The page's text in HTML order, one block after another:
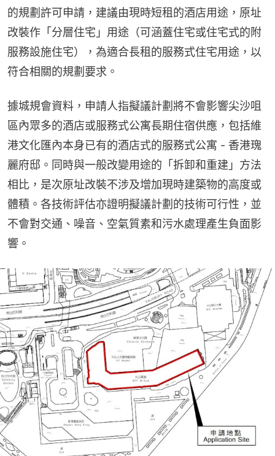
的規劃許可申請，建議由現時短租的酒店用途，原址
改裝作「分層住宅」用途（可涵蓋住宅或住宅式的附
服務設施住宅），為適合長租的服務式住宅用途，以
符合相關的規劃要求。
據城規會資料，申請人指擬議計劃將不會影響尖沙咀
區內眾多的酒店或服務式公寓長期住宿供應，包括維
港文化匯內本身已有的酒店式的服務式公寓 - 香港瑰
麗府邸。同時與一般改變用途的「拆卸和重建」方法
相比，是次原址改裝不涉及增加現時建築物的高度或
體積。各技術評估亦證明擬議計劃的技術可行性，並
不會對交通、噪音、空氣質素和污水處理產生負面影
響。